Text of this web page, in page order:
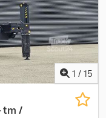
reboque
• Carregador • 2
• Todos os
compartimento de
e fornecer a semi-
1 / 15
tm /